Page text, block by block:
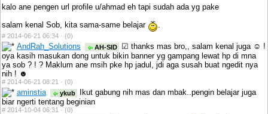
kalo ane pengen url profile u/ahmad eh tapi sudah ada yg pake
salam kenal Sob, kita sama-same belajar
.
# 2014-06-21 06:34 · (0)
AndRah_Solutions AH-SID
☑ thanks mas bro,, salam kenal juga ☺ !
oya kasih masukan dong untuk bikin banner yg gampang lewat hp di mna
ya sob ? ! ? Maklum ane msih pke hp jadul, jdi aga susah buat ngedit nya
nih ! ☻
# 2014-06-21 08:21 · (0)
aminstia ykub
Ikut gabung nih mas dan mbak..pengin belajar juga
biar ngerti tentang beginian
# 2014-10-04 06:31 · (0)